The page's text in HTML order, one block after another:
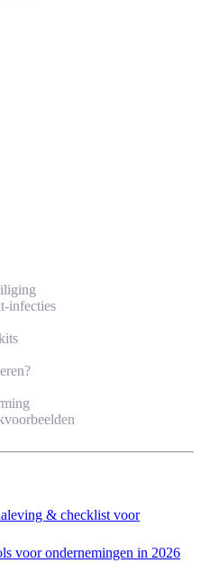
infecties
& checklist voor
voor ondernemingen in 2026